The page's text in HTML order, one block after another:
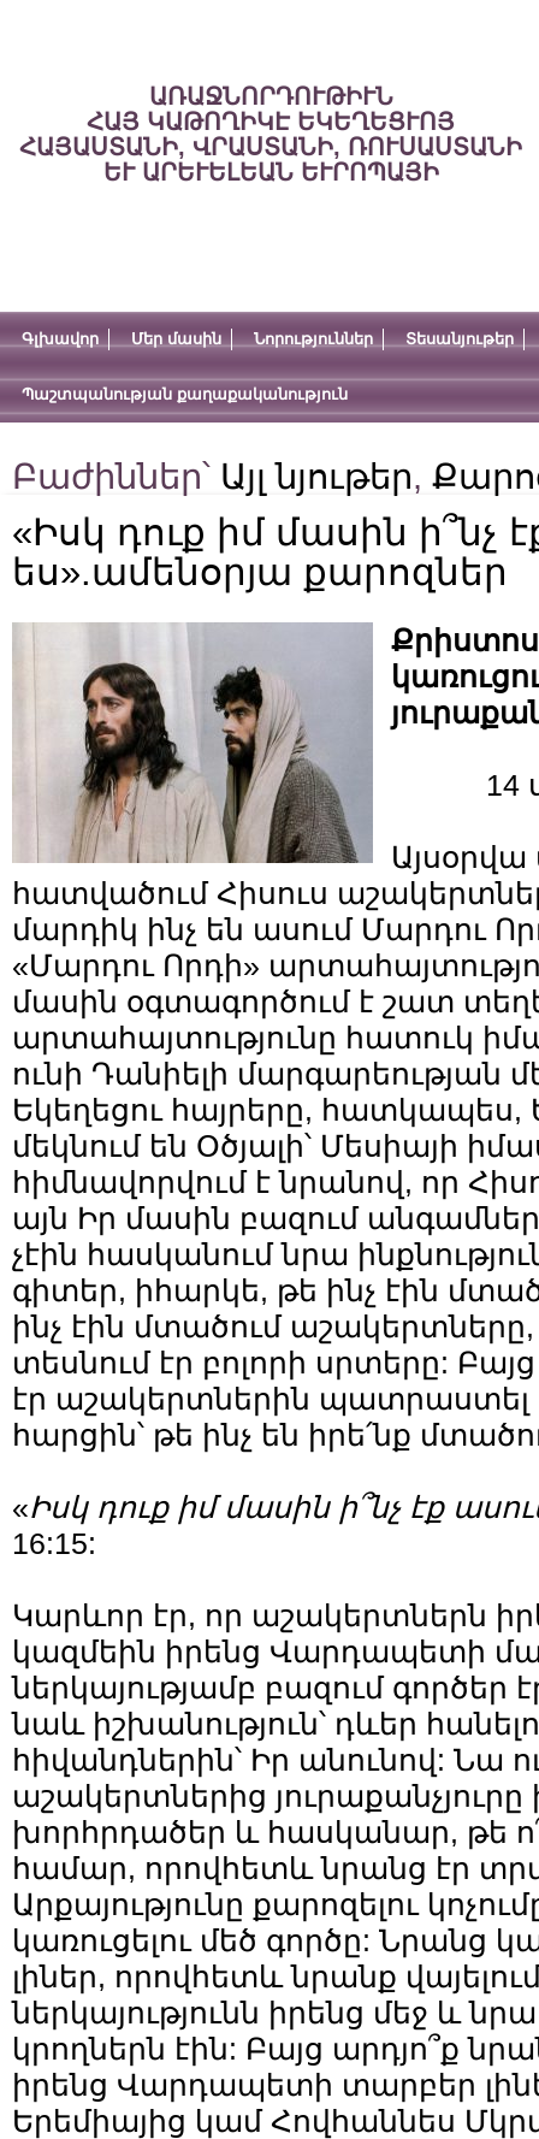
ԱՌԱՋՆՈՐԴՈՒԹԻՒՆ
ՀԱՅ ԿԱԹՈՂԻԿԷ ԵԿԵՂԵՑՒՈՅ
ՀԱՅԱՍՏԱՆԻ, ՎՐԱՍՏԱՆԻ, ՌՈՒՍԱՍՏԱՆԻ
ԵՒ ԱՐԵՒԵԼԵԱՆ ԵՒՐՈՊԱՅԻ
Գլխավոր Մեր մասին Նորություններ Տեսանյութեր
Պաշտպանության քաղաքականություն
Բաժիններ՝ Այլ նյութեր,
«Իսկ դուք իմ մասին ի՞նչ
ես».ամենօրյա քարոզներ
14
հատվածում Հիսուս
մարդիկ ինչ են ասում Մարդու
«Մարդու Որդի»
մասին օգտագործում է շատ
արտահայտությունը հատուկ
ունի Դանիելի մարգարեության
Եկեղեցու հայրերը, հատկապես,
մեկնում են Օծյալի՝ Մեսիայի
հիմնավորվում է նրանով, որ
այն Իր մասին բազում
չէին հասկանում նրա
գիտեր, իհարկե, թե ինչ էին
ինչ էին մտածում
տեսնում էր բոլորի սրտերը:
էր աշակերտներին
հարցին՝ թե ինչ են իրե՛նք
«Իսկ դուք իմ մասին ի՞նչ էք
16:15:
Կարևոր էր, որ աշակերտներն
կազմեին իրենց Վարդապետի
ներկայությամբ բազում գործեր
նաև իշխանություն՝ դևեր
հիվանդներին՝ Իր անունով: Նա
աշակերտներից
խորհրդածեր և հասկանար, թե
համար, որովհետև նրանց էր
Արքայությունը քարոզելու
կառուցելու մեծ գործը: Նրանց
լիներ, որովհետև նրանք
ներկայությունն իրենց մեջ և
կրողներն էին: Բայց արդյո՞ք
իրենց Վարդապետի տարբեր
Երեմիայից կամ Հովհաննես